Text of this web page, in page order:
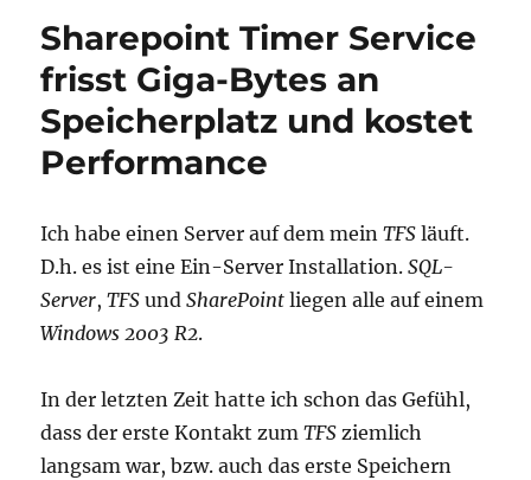
auf
oder
Windows
Sharepoint Timer Service
frisst Giga-Bytes an
Speicherplatz und kostet
Performance
Ich habe einen Server auf dem meinTFSläuft.
D.h. es ist eine Ein-Server Installation.SQL-
Server,TFS undSharePointliegen alle auf einem
Windows 2003 R2.
In der letzten Zeit hatte ich schon das Gefühl,
dass der erste Kontakt zumTFS ziemlich
langsam war, bzw. auch das erste Speichern